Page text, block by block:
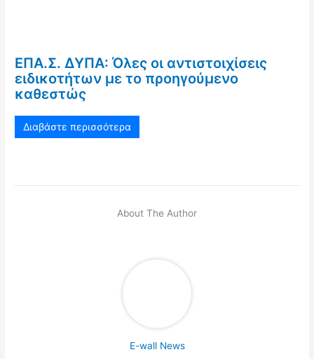
ΕΠΑ.Σ. ΔΥΠΑ: Όλες οι αντιστοιχίσεις
ειδικοτήτων με το προηγούμενο
καθεστώς
Διαβάστε περισσότερα
About The Author
E-wall News